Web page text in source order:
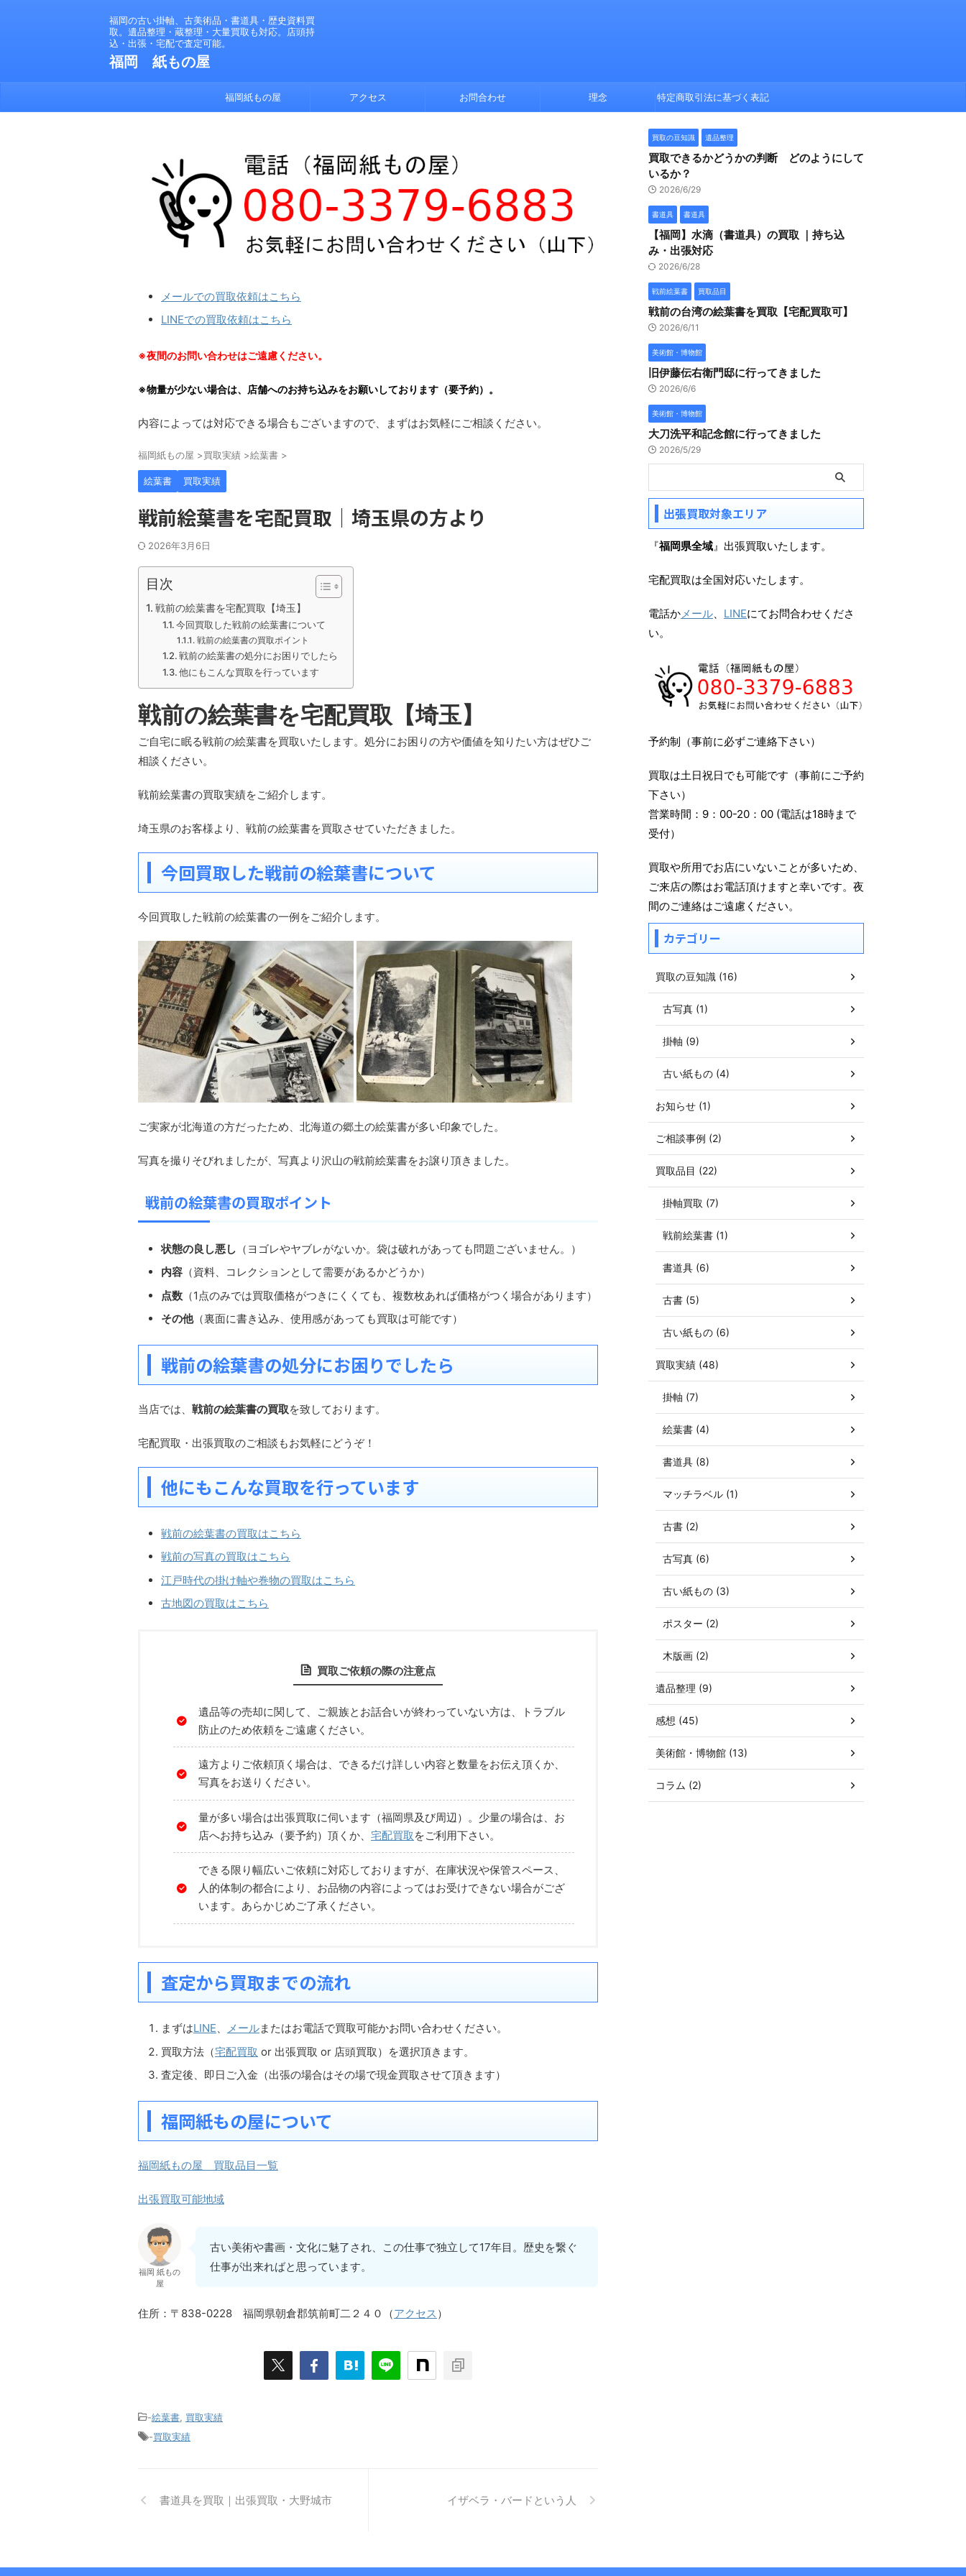
福岡の古い掛軸、古美術品・書道具・歴史資料買
取。遺品整理・蔵整理・大量買取も対応。店頭持
込・出張・宅配で査定可能。
福岡 紙もの屋
福岡紙もの屋 アクセス お問合わせ 理念 特定商取引法に基づく表記
メールでの買取依頼はこちら
LINEでの買取依頼はこちら
※夜間のお問い合わせはご遠慮ください。
※物量が少ない場合は、店舗へのお持ち込みをお願いしております（要予約）。
内容によっては対応できる場合もございますので、まずはお気軽にご相談ください。
福岡紙もの屋 >買取実績 >絵葉書 >
絵葉書 買取実績
戦前絵葉書を宅配買取｜埼玉県の方より
2026年3月6日
目次
戦前の絵葉書を宅配買取【埼玉】
今回買取した戦前の絵葉書について
戦前の絵葉書の買取ポイント
戦前の絵葉書の処分にお困りでしたら
他にもこんな買取を行っています
戦前の絵葉書を宅配買取【埼玉】
ご自宅に眠る戦前の絵葉書を買取いたします。処分にお困りの方や価値を知りたい方はぜひご
相談ください。
戦前絵葉書の買取実績をご紹介します。
埼玉県のお客様より、戦前の絵葉書を買取させていただきました。
今回買取した戦前の絵葉書について
今回買取した戦前の絵葉書の一例をご紹介します。
ご実家が北海道の方だったため、北海道の郷土の絵葉書が多い印象でした。
写真を撮りそびれましたが、写真より沢山の戦前絵葉書をお譲り頂きました。
戦前の絵葉書の買取ポイント
状態の良し悪し （ヨゴレやヤブレがないか。袋は破れがあっても問題ございません。）
内容 （資料、コレクションとして需要があるかどうか）
点数 （1点のみでは買取価格がつきにくくても、複数枚あれば価格がつく場合があります）
その他（裏面に書き込み、使用感があっても買取は可能です）
戦前の絵葉書の処分にお困りでしたら
当店では、 戦前の絵葉書の買取を致しております。
宅配買取・出張買取のご相談もお気軽にどうぞ！
他にもこんな買取を行っています
戦前の絵葉書の買取はこちら
戦前の写真の買取はこちら
江戸時代の掛け軸や巻物の買取はこちら
古地図の買取はこちら
買取ご依頼の際の注意点
遺品等の売却に関して、ご親族とお話合いが終わっていない方は、トラブル
防止のため依頼をご遠慮ください。
遠方よりご依頼頂く場合は、できるだけ詳しい内容と数量をお伝え頂くか、
写真をお送りください。
量が多い場合は出張買取に伺います（福岡県及び周辺）。少量の場合は、お
店へお持ち込み（要予約）頂くか、 宅配買取 をご利用下さい。
できる限り幅広いご依頼に対応しておりますが、在庫状況や保管スペース、
人的体制の都合により、お品物の内容によってはお受けできない場合がござ
います。あらかじめご了承ください。
査定から買取までの流れ
まずはLINE、 メールまたはお電話で買取可能かお問い合わせください。
買取方法（宅配買取 or 出張買取 or 店頭買取）を選択頂きます。
査定後、即日ご入金（出張の場合はその場で現金買取させて頂きます）
福岡紙もの屋について
福岡紙もの屋 買取品目一覧
出張買取可能地域
福岡 紙もの
屋
古い美術や書画・文化に魅了され、この仕事で独立して17年目。歴史を繋ぐ
仕事が出来ればと思っています。
住所：〒838-0228 福岡県朝倉郡筑前町二２４０（アクセス ）
-絵葉書 買取実績
-買取実績
書道具を買取｜出張買取・大野城市 イザベラ・バードという人
買取の豆知識 遺品整理
買取できるかどうかの判断 どのようにして
いるか？
2026/6/29
書道具 書道具
【福岡】水滴（書道具）の買取 ｜持ち込
み・出張対応
2026/6/28
戦前絵葉書 買取品目
戦前の台湾の絵葉書を買取【宅配買取可】
2026/6/11
美術館・博物館
旧伊藤伝右衛門邸に行ってきました
2026/6/6
美術館・博物館
大刀洗平和記念館に行ってきました
2026/5/29
出張買取対象エリア
『福岡県全域』出張買取いたします。
宅配買取は全国対応いたします。
電話かメール、 LINEにてお問合わせくださ
い。
予約制（事前に必ずご連絡下さい）
買取は土日祝日でも可能です（事前にご予約
下さい）
営業時間：9：00-20：00 (電話は18時まで
受付）
買取や所用でお店にいないことが多いため、
ご来店の際はお電話頂けますと幸いです。夜
間のご連絡はご遠慮ください。
カテゴリー
買取の豆知識 (16)
古写真 (1)
掛軸 (9)
古い紙もの (4)
お知らせ (1)
ご相談事例 (2)
買取品目 (22)
掛軸買取 (7)
戦前絵葉書 (1)
書道具 (6)
古書 (5)
古い紙もの (6)
買取実績 (48)
掛軸 (7)
絵葉書 (4)
書道具 (8)
マッチラベル (1)
古書 (2)
古写真 (6)
古い紙もの (3)
ポスター (2)
木版画 (2)
遺品整理 (9)
感想 (45)
美術館・博物館 (13)
コラム (2)